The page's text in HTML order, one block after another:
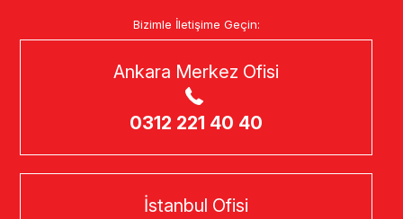
Bizimle İletişime Geçin:
Ankara Merkez Ofisi
0312 221 40 40
İstanbul Ofisi